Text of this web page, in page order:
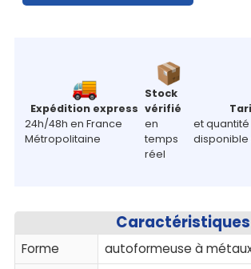
Expédition express
24h/48h en France
Métropolitaine
Stock
vérifié
en
temps
réel
et
Caractéristiques
Forme
autoformeuse à